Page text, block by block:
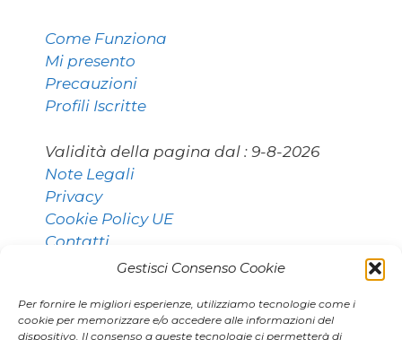
Gestisci Consenso Cookie
Per fornire le migliori esperienze, utilizziamo tecnologie come i
cookie per memorizzare e/o accedere alle informazioni del
dispositivo. Il consenso a queste tecnologie ci permetterà di
Come Funziona
Mi presento
Precauzioni
Profili Iscritte
Validità della pagina dal : 9-8-2026
Note Legali
Privacy
Cookie Policy UE
Contatti
Contatti: